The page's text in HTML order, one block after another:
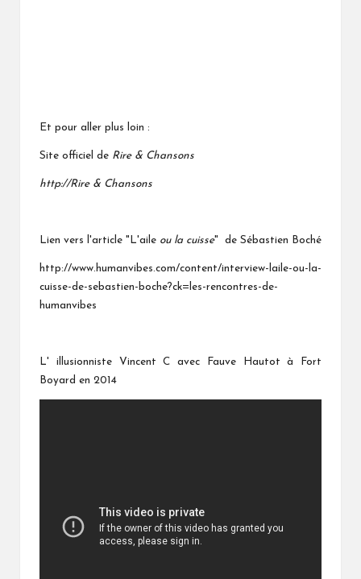
Et pour aller plus loin :
Site officiel de Rire & Chansons
http://Rire & Chansons
Lien vers l'article "L'aile ou la cuisse" de Sébastien Boché
http://www.humanvibes.com/content/interview-laile-ou-la-
cuisse-de-sebastien-boche?ck=les-rencontres-de-
humanvibes
L' illusionniste Vincent C avec Fauve Hautot à Fort
Boyard en 2014